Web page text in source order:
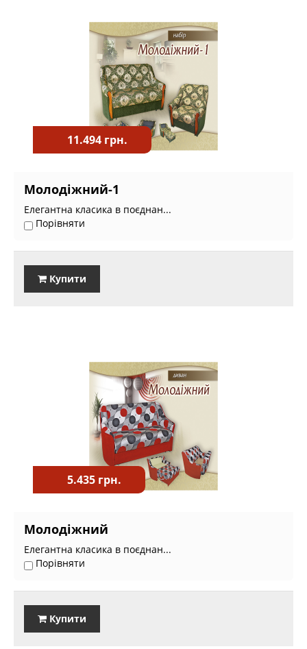
11.494 грн.
Молодіжний-1
Елегантна класика в поєднан...
Порівняти
Купити
5.435 грн.
Молодіжний
Елегантна класика в поєднан...
Порівняти
Купити